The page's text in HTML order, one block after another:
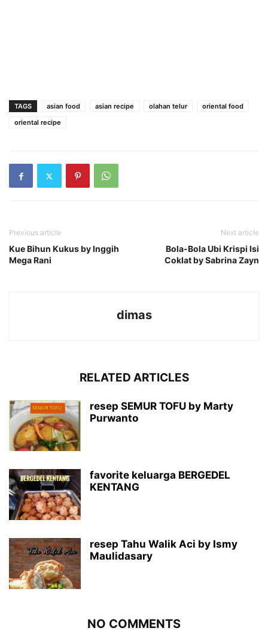
TAGS asian food asian recipe olahan telur
oriental food
oriental recipe
Previous article
Kue Bihun Kukus by Inggih
Mega Rani
Next article
Bola-Bola Ubi Krispi Isi
Coklat by Sabrina Zayn
dimas
RELATED ARTICLES
resep SEMUR TOFU by Marty
Purwanto
favorite keluarga BERGEDEL
KENTANG
resep Tahu Walik Aci by Ismy
Maulidasary
NO COMMENTS